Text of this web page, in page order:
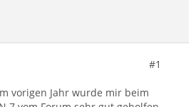
#1
vorigen Jahr wurde mir beim